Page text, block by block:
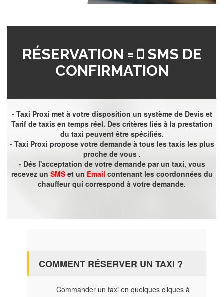
RÉSERVATION =
SMS DE
CONFIRMATION
- Taxi Proxi met à votre disposition un système de Devis et
Tarif de taxis en temps réel. Des critères liés à la prestation
du taxi peuvent être spécifiés.
- Taxi Proxi propose votre demande à tous les taxis les plus
proche de vous .
- Dés l'acceptation de votre demande par un taxi, vous
recevez un SMSet un Email contenant les coordonnées du
chauffeur qui correspond à votre demande.
COMMENT RÉSERVER UN TAXI ?
Commander un taxi en quelques cliques à